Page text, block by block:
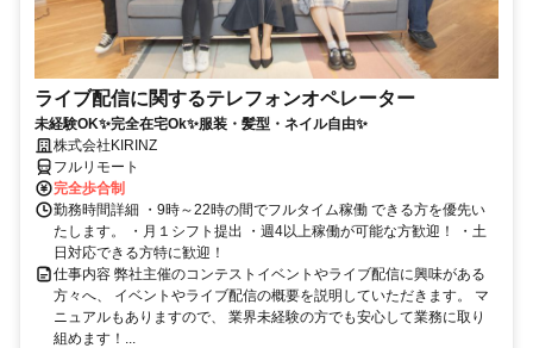
ライブ配信に関するテレフォンオペレーター
未経験OK✨完全在宅Ok✨服装・髪型・ネイル自由✨
株式会社KIRINZ
フルリモート
完全歩合制
勤務時間詳細 ・9時～22時の間でフルタイム稼働 できる方を優先い
たします。 ・月１シフト提出 ・週4以上稼働が可能な方歓迎！ ・土
日対応できる方特に歓迎！
仕事内容 弊社主催のコンテストイベントやライブ配信に興味がある
方々へ、 イベントやライブ配信の概要を説明していただきます。 マ
ニュアルもありますので、 業界未経験の方でも安心して業務に取り
組めます！...